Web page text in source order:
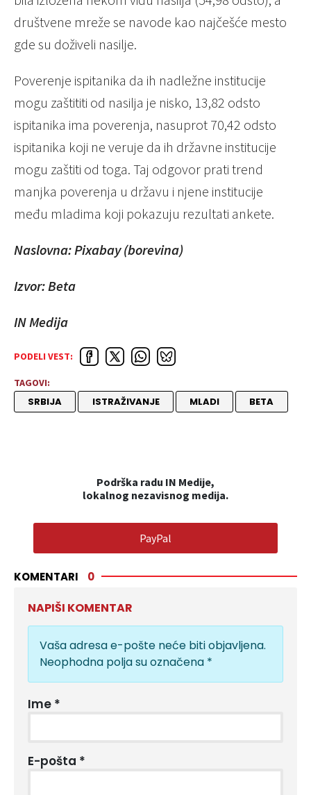
društvene mreže se navode kao najčešće mesto
gde su doživeli nasilje.
Poverenje ispitanika da ih nadležne institucije
mogu zaštititi od nasilja je nisko, 13,82 odsto
ispitanika ima poverenja, nasuprot 70,42 odsto
ispitanika koji ne veruje da ih državne institucije
mogu zaštiti od toga. Taj odgovor prati trend
manjka poverenja u državu i njene institucije
među mladima koji pokazuju rezultati ankete.
Naslovna: Pixabay (borevina)
Izvor: Beta
IN Medija
PODELI VEST:
TAGOVI:
SRBIJA ISTRAŽIVANJE MLADI BETA
Podrška radu IN Medije,
lokalnog nezavisnog medija.
PayPal
KOMENTARI 0
NAPIŠI KOMENTAR
Vaša adresa e-pošte neće biti objavljena.
Neophodna polja su označena *
Ime *
E-pošta *